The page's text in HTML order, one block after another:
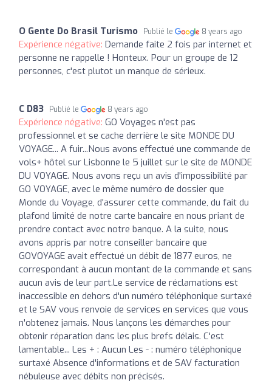
O Gente Do Brasil Turismo Publié le 8 years ago
Expérience négative: Demande faite 2 fois par internet et
personne ne rappelle ! Honteux. Pour un groupe de 12
personnes, c'est plutot un manque de sérieux.
C D83 Publié le 8 years ago
Expérience négative: GO Voyages n'est pas
professionnel et se cache derrière le site MONDE DU
VOYAGE... A fuir...Nous avons effectué une commande de
vols+ hôtel sur Lisbonne le 5 juillet sur le site de MONDE
DU VOYAGE. Nous avons reçu un avis d'impossibilité par
GO VOYAGE, avec le même numéro de dossier que
Monde du Voyage, d'assurer cette commande, du fait du
plafond limité de notre carte bancaire en nous priant de
prendre contact avec notre banque. A la suite, nous
avons appris par notre conseiller bancaire que
GOVOYAGE avait effectué un débit de 1877 euros, ne
correspondant à aucun montant de la commande et sans
aucun avis de leur part.Le service de réclamations est
inaccessible en dehors d'un numéro téléphonique surtaxé
et le SAV vous renvoie de services en services que vous
n'obtenez jamais. Nous lançons les démarches pour
obtenir réparation dans les plus brefs délais. C'est
lamentable... Les + : Aucun Les - : numéro téléphonique
surtaxé Absence d'informations et de SAV facturation
nébuleuse avec débits non précisés.